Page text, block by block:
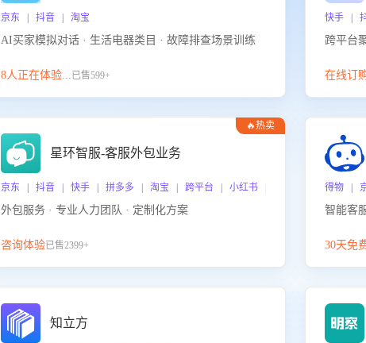
京东 | 抖音 | 淘宝
AI买家模拟对话 · 生活电器类目 · 故障排查场景训练
8人正在体验...已售599+
快手 |
跨平台
在线订
🔥热卖
星环智服-客服外包业务
京东 | 抖音 | 快手 | 拼多多 | 淘宝 | 跨平台 | 小红书 | 得物 | 企业微信
外包服务 · 专业人力团队 · 定制化方案
咨询体验已售2399+
得物 |
智能客
30天免
知立方